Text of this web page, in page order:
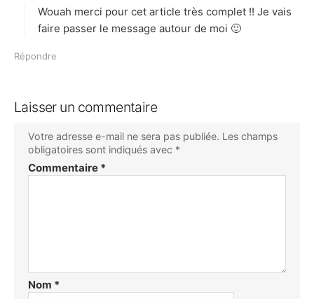
:
Wouah merci pour cet article très complet !! Je vais
faire passer le message autour de moi 🙂
Répondre
Laisser un commentaire
Votre adresse e-mail ne sera pas publiée. Les champs
obligatoires sont indiqués avec *
Commentaire *
Nom *